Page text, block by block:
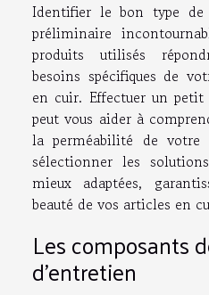
Identifier le bon type
préliminaire
produits utilisés
besoins spécifiques de
en cuir. Effectuer un
peut vous aider à
la perméabilité de votre
sélectionner les
mieux adaptées,
beauté de vos articles en
Les composants
d'entretien